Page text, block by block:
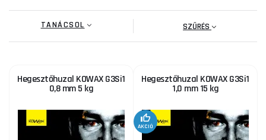
RAKTÁRON MEGVENNI 3 900 Ft
Hegesztőhuzal 2,4 mm TIG ALSi5 - 1db
RAKTÁRON ks MEGVENNI 395 Ft
TANÁCSOL SZŰRÉS
Hegesztőhuzal KOWAX G3Si1
0,8 mm 5 kg
Hegesztőhuzal KOWAX G3Si1
1,0 mm 15 kg
AKCIÓ